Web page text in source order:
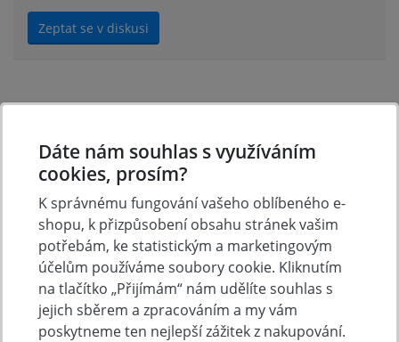
Zeptat se v diskusi
Hodnocení produktu
Přidejte vlastní hodnocení produktu a pomožte tak
dalším nakupujícím.
Hodnoťte.
Přidat vlastní hodnocení
Dáte nám souhlas s využíváním
cookies, prosím?
K správnému fungování vašeho oblíbeného e-
shopu, k přizpůsobení obsahu stránek vašim
potřebám, ke statistickým a marketingovým
účelům používáme soubory cookie. Kliknutím
na tlačítko „Přijímám“ nám udělíte souhlas s
jejich sběrem a zpracováním a my vám
poskytneme ten nejlepší zážitek z nakupování.